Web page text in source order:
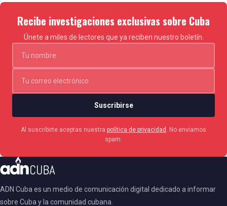
Recibe investigaciones exclusivas sobre Cuba
Únete a miles de lectores que ya reciben nuestro boletín.
Suscribirse
Al suscribirte aceptas nuestra política de privacidad
. No enviamos
spam.
ADN Cuba es un medio de comunicación digital dedicado a informar
sobre Cuba y la comunidad cubana.